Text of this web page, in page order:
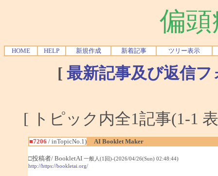
偏
HOME HELP 新規作成 新着記事 ツリー表示
[ 最新記事及び返信
[ トピック内全1記事(1-1
■7206 / inTopicNo.1) AI Booklet Maker
□投稿者/ BookletAI 一般人(1回)-(2026/04/26(Sun) 02:48:44)
http://https://bookletai.org/